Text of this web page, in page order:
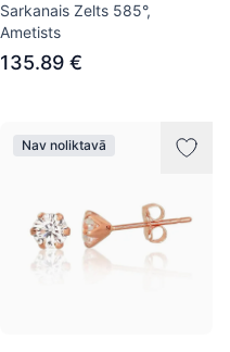
Sarkanais Zelts 585°,
Ametists
135.89 €
Nav noliktavā